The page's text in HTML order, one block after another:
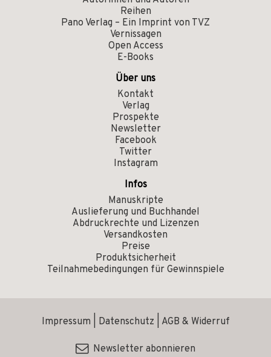
Reihen
Pano Verlag – Ein Imprint von TVZ
Vernissagen
Open Access
E-Books
Über uns
Kontakt
Verlag
Prospekte
Newsletter
Facebook
Twitter
Instagram
Infos
Manuskripte
Auslieferung und Buchhandel
Abdruckrechte und Lizenzen
Versandkosten
Preise
Produktsicherheit
Teilnahmebedingungen für Gewinnspiele
Impressum Datenschutz AGB & Widerruf
Newsletter abonnieren